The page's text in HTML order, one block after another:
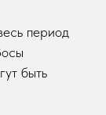
период
быть